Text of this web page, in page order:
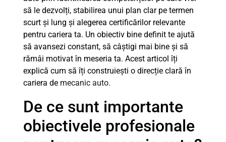
să le dezvolți, stabilirea unui plan clar pe termen
scurt și lung și alegerea certificărilor relevante
pentru cariera ta. Un obiectiv bine definit te ajută
să avansezi constant, să câștigi mai bine și să
rămâi motivat în meseria ta. Acest articol îți
explică cum să îți construiești o direcție clară în
cariera de mecanic auto.
De ce sunt importante
obiectivele profesionale